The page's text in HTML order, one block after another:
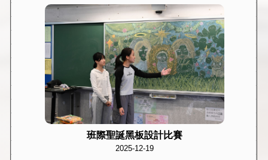
班際聖誕黑板設計比賽
2025-12-19